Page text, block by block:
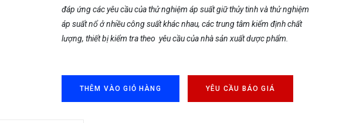
đáp ứng các yêu cầu của thử nghiệm áp suất giữ thủy tinh và thử nghiệm
áp suất nổ ở nhiều công suất khác nhau, các trung tâm kiểm định chất
lượng, thiết bị kiểm tra theo yêu cầu của nhà sản xuất dược phẩm.
THÊM VÀO GIỎ HÀNG YÊU CẦU BÁO GIÁ